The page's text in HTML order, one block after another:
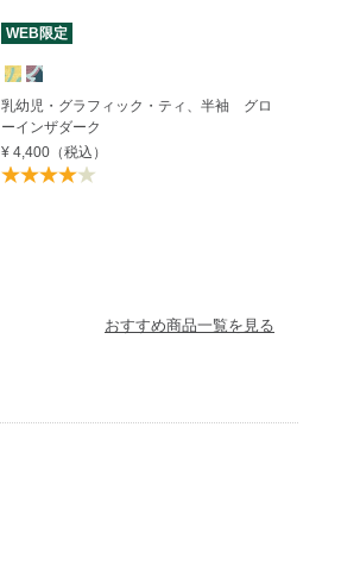
WEB限定
乳幼児・グラフィック・ティ、半袖 グロ
ーインザダーク
¥ 4,400（税込）
おすすめ商品一覧を見る